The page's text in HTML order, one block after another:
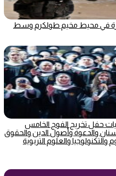
في محيط مخيم طولكرم وسط
حفل تخريج الفوج الخامس
والدعوة وأصول الدين والحقوق
والتكنولوجيا والعلوم التربوية